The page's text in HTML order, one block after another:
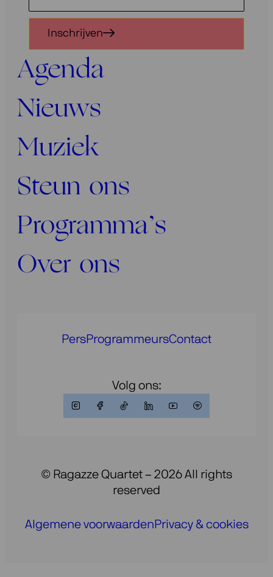
voor
onze
nieuwsbrief
Inschrijven
Agenda
Nieuws
Muziek
Steun ons
Programma’s
Over ons
PersProgrammeursContact
Volg ons:
© Ragazze Quartet – 2026 All rights
reserved
Algemene voorwaarden Privacy & cookies